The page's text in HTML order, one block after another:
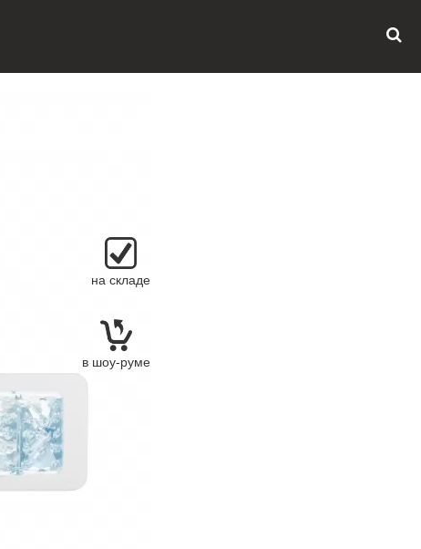
на складе
в шоу-руме